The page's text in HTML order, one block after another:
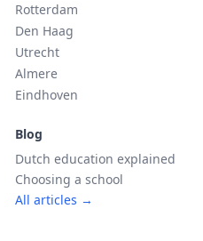
Rotterdam
Den Haag
Utrecht
Almere
Eindhoven
Blog
Dutch education explained
Choosing a school
All articles →